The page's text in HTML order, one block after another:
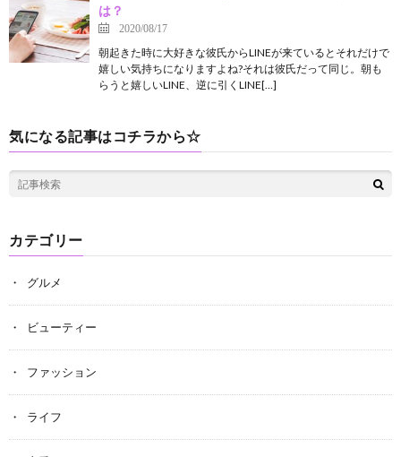
は？
2020/08/17
朝起きた時に大好きな彼氏からLINEが来ているとそれだけで
嬉しい気持ちになりますよね?それは彼氏だって同じ。朝も
らうと嬉しいLINE、逆に引くLINE[…]
気になる記事はコチラから☆
カテゴリー
グルメ
ビューティー
ファッション
ライフ